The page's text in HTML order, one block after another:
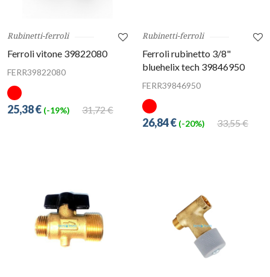
Rubinetti-ferroli
Ferroli vitone 39822080
FERR39822080
31,72 €
25,38 € (-19%)
Rubinetti-ferroli
Ferroli rubinetto 3/8"
bluehelix tech 39846950
FERR39846950
33,55 €
26,84 € (-20%)